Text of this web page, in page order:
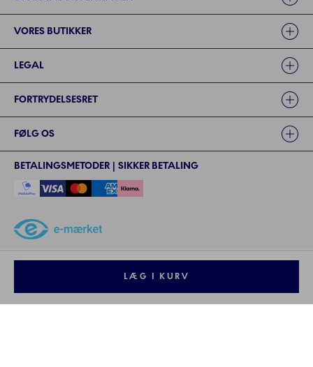
LÆG I KURV
VORES BUTIKKER
LEGAL
FORTRYDELSESRET
FØLG OS
BETALINGSMETODER | SIKKER BETALING